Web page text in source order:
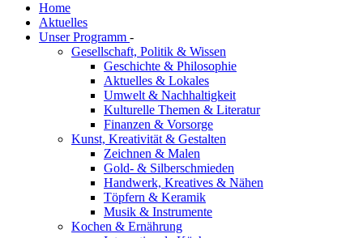
Home
Aktuelles
Unser Programm -
Gesellschaft, Politik & Wissen
Geschichte & Philosophie
Aktuelles & Lokales
Umwelt & Nachhaltigkeit
Kulturelle Themen & Literatur
Finanzen & Vorsorge
Kunst, Kreativität & Gestalten
Zeichnen & Malen
Gold- & Silberschmieden
Handwerk, Kreatives & Nähen
Töpfern & Keramik
Musik & Instrumente
Kochen & Ernährung